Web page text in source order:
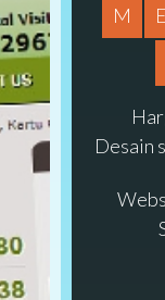
M
E
Desain